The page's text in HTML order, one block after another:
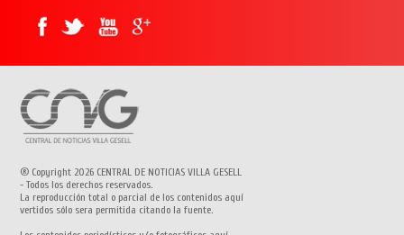
® Copyright 2026 CENTRAL DE NOTICIAS VILLA GESELL
- Todos los derechos reservados.
La reproducción total o parcial de los contenidos aquí
vertidos sólo sera permitida citando la fuente.